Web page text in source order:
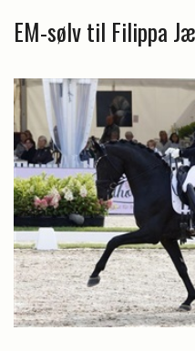
EM-sølv til Filippa